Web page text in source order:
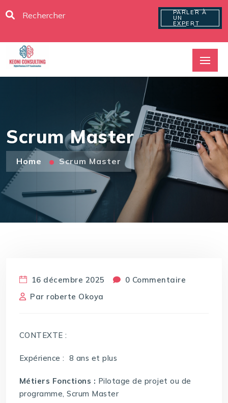
PARLER À
UN
EXPERT
Scrum Master
Home Scrum Master
16 décembre 2025
0 Commentaire
Par roberte Okoya
CONTEXTE :
Expérience : 8 ans et plus
Métiers Fonctions : Pilotage de projet ou de
programme, Scrum Master